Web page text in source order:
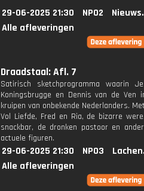
29-06-2025 21:30 NPO2
Alle afleveringen
Draadstaal: Afl. 7
Satirisch sketchprogramma waarin
Koningsbrugge en Dennis van de Ven
kruipen van onbekende Nederlanders.
Vol Liefde, Fred en Ria, de bizarre
snackbar, de dronken pastoor en
actuele figuren.
29-06-2025 21:30 NPO3
Alle afleveringen